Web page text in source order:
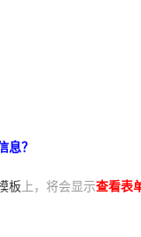
息？
板 上，将会显示查看表